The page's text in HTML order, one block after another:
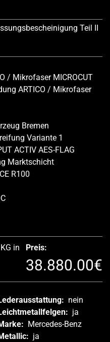
Teil II
/ Mikrofaser MICROCUT
ARTICO / Mikrofaser
Bremen
Variante 1
ACTIV AES-FLAG
Marktschicht
R100
in
Preis:
38.880.00€
nein
ja
Mercedes-Benz
ja